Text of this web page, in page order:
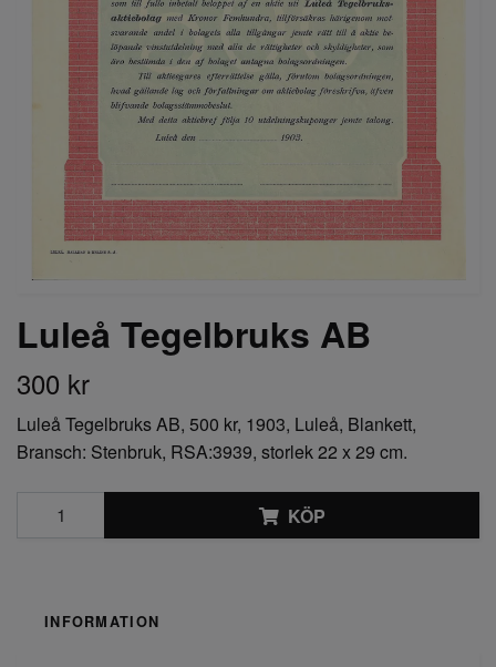
Luleå Tegelbruks AB
300 kr
Luleå Tegelbruks AB, 500 kr, 1903, Luleå, Blankett,
Bransch: Stenbruk, RSA:3939, storlek 22 x 29 cm.
KÖP
INFORMATION